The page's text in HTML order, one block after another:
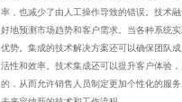
率，也减少了由人工操作导致的错误。技术
好地预测市场趋势和客户需求。当各种系统
优势。集成的技术解决方案还可以确保团队
活性和效率。技术集成还可以提升客户体验
的，从而允许销售人员制定更加个性化的服